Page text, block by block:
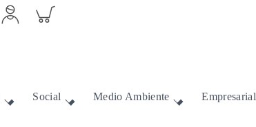
Acceder
a
Inspeccionar
carrito
Social Medio Ambiente Empresarial